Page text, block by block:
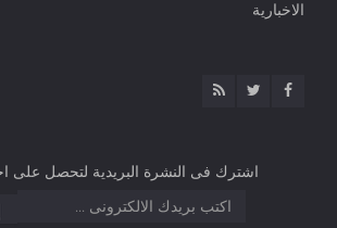
الاخبارية
اشترك فى النشرة البريدية لتحصل على